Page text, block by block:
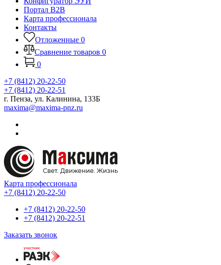
Портал B2B
Карта профессионала
Контакты
Отложенные 0
Сравнение товаров 0
0
+7 (8412) 20-22-50
+7 (8412) 20-22-51
г. Пенза, ул. Калинина, 133Б
maxima@maxima-pnz.ru
Карта профессионала
+7 (8412) 20-22-50
+7 (8412) 20-22-50
+7 (8412) 20-22-51
Заказать звонок